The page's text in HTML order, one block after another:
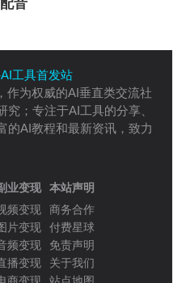
配音
作为权威的AI垂直类交流社
；专注于AI工具的分享、
的AI教程和最新资讯，致力
业变现
频变现
片变现
频变现
播变现
本站声明
商务合作
付费星球
免责声明
关于我们